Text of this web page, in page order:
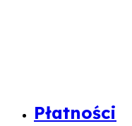
Płatności